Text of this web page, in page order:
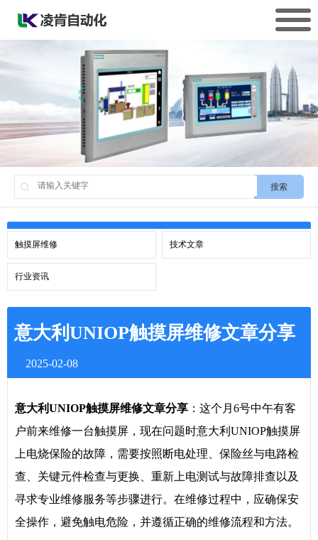
搜索
触摸屏维修 技术文章
行业资讯
意大利UNIOP触摸屏维修文章分享
2025-02-08
意大利UNIOP触摸屏维修文章分享 ：这个月6号中午有客
户前来维修一台触摸屏，现在问题时意大利UNIOP触摸屏
上电烧保险的故障，需要按照断电处理、保险丝与电路检
查、关键元件检查与更换、重新上电测试与故障排查以及
寻求专业维修服务等步骤进行。在维修过程中，应确保安
全操作，避免触电危险，并遵循正确的维修流程和方法。